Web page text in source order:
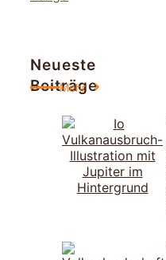
Neueste
Beiträge
Mehr